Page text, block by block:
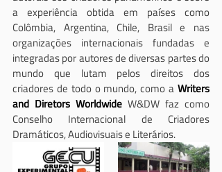
a experiência obtida em países como
Colômbia, Argentina, Chile, Brasil e nas
organizações internacionais fundadas e
integradas por autores de diversas partes do
mundo que lutam pelos direitos dos
criadores de todo o mundo, como a Writers
and Diretors Worldwide W&DW faz como
Conselho Internacional de Criadores
Dramáticos, Audiovisuais e Literários.